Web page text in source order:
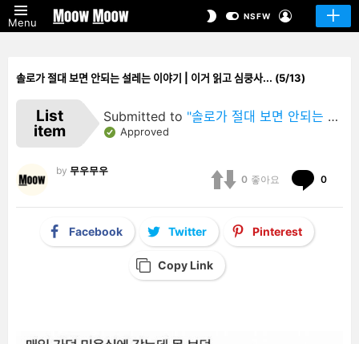
Menu
SWITCHNSFW
솔로가 절대 보면 안되는 설레는 이야기 | 이거 읽고 심쿵사... (5/13)
List
item
Submitted to "솔로가 절대 보면 안되는 설레는 이야기 | 이거 읽고 심쿵사…"
Approved
by 무우무우
0 좋아요 0
Facebook Twitter Pinterest
Copy Link